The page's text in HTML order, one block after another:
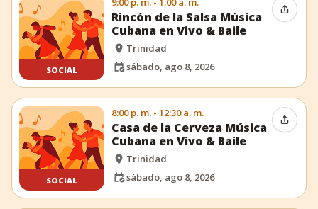
SOCIAL
Rincón de la Salsa Música
Cubana en Vivo & Baile
Trinidad
sábado, ago 8, 2026
SOCIAL
8:00 p. m. - 12:30 a. m.
Casa de la Cerveza Música
Cubana en Vivo & Baile
Trinidad
sábado, ago 8, 2026